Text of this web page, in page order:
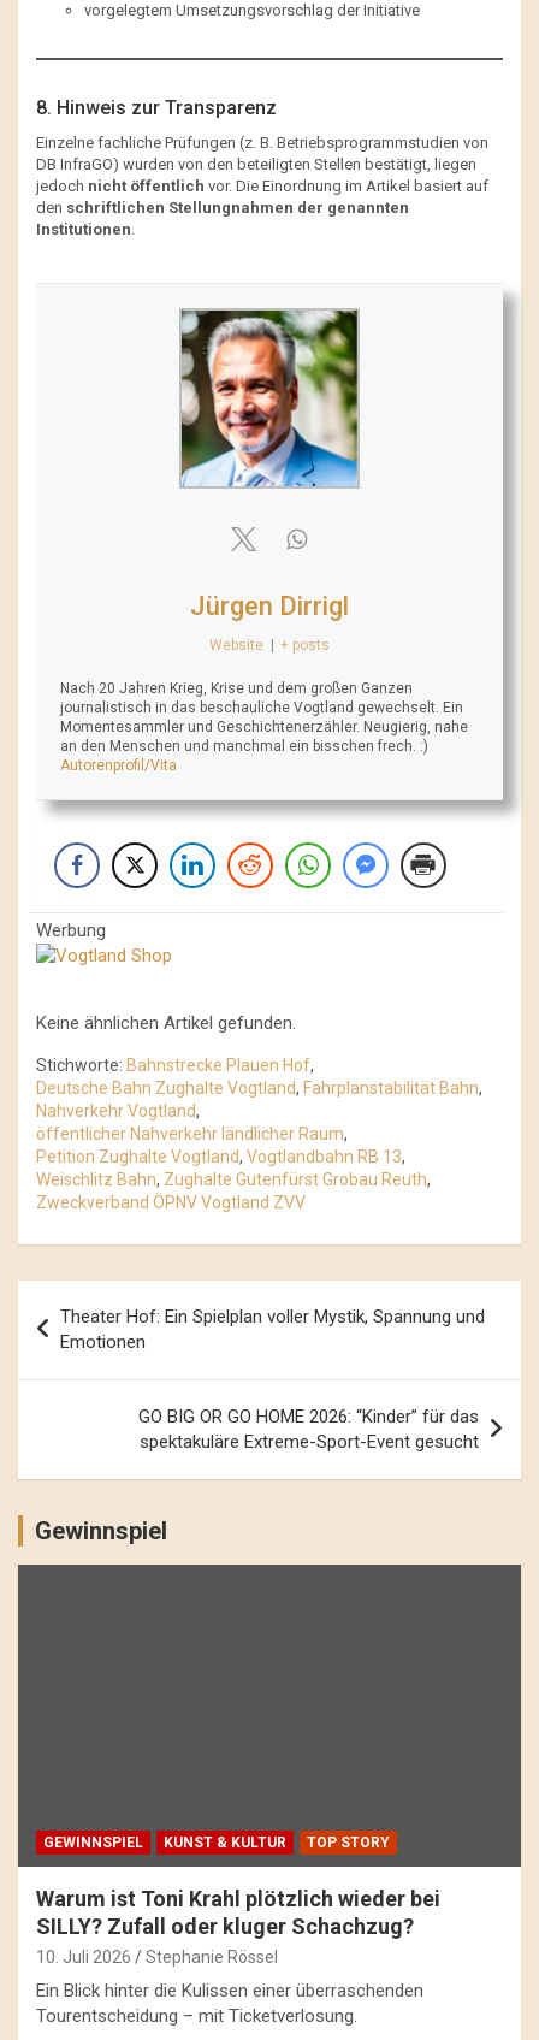
vorgelegtem Umsetzungsvorschlag der Initiative
8. Hinweis zur Transparenz
Einzelne fachliche Prüfungen (z. B. Betriebsprogrammstudien von
DB InfraGO) wurden von den beteiligten Stellen bestätigt, liegen
jedoch nicht öffentlich vor. Die Einordnung im Artikel basiert auf
den schriftlichen Stellungnahmen der genannten
Institutionen.
Jürgen Dirrigl
Website + posts
Nach 20 Jahren Krieg, Krise und dem großen Ganzen
journalistisch in das beschauliche Vogtland gewechselt. Ein
Momentesammler und Geschichtenerzähler. Neugierig, nahe
an den Menschen und manchmal ein bisschen frech. :)
Autorenprofil/Vita
Werbung
Keine ähnlichen Artikel gefunden.
Stichworte: Bahnstrecke Plauen Hof,
Deutsche Bahn Zughalte Vogtland, Fahrplanstabilität Bahn,
Nahverkehr Vogtland,
öffentlicher Nahverkehr ländlicher Raum,
Petition Zughalte Vogtland, Vogtlandbahn RB 13,
Weischlitz Bahn, Zughalte Gutenfürst Grobau Reuth,
Zweckverband ÖPNV Vogtland ZVV
Navigation
Theater Hof: Ein Spielplan voller Mystik, Spannung und
Emotionen
GO BIG OR GO HOME 2026: “Kinder” für das
spektakuläre Extreme-Sport-Event gesucht
Gewinnspiel
GEWINNSPIEL KUNST & KULTUR TOP STORY
Warum ist Toni Krahl plötzlich wieder bei
SILLY? Zufall oder kluger Schachzug?
10. Juli 2026 Stephanie Rössel
Ein Blick hinter die Kulissen einer überraschenden
Tourentscheidung – mit Ticketverlosung.